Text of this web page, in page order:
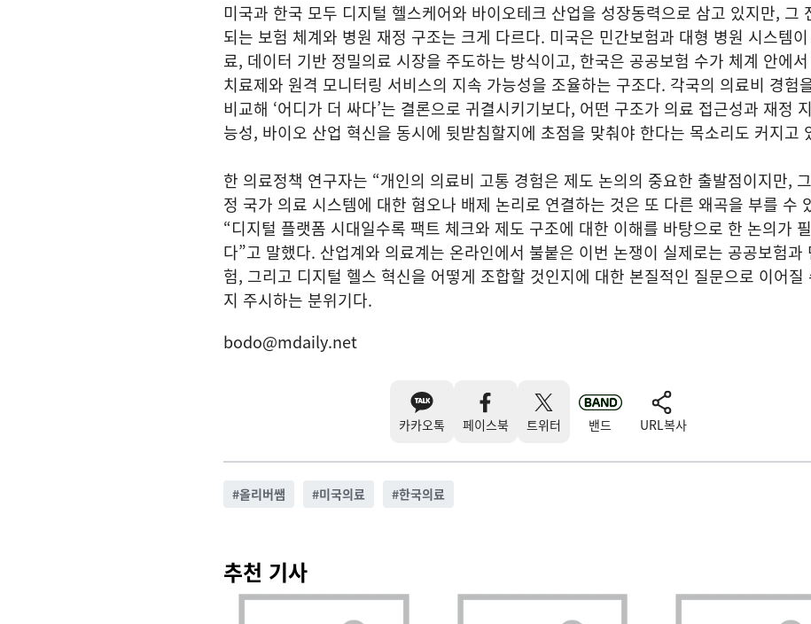
미국과 한국 모두 디지털 헬스케어와 바이오테크 산업을 성장동력으로 삼고 있지만, 그
되는 보험 체계와 병원 재정 구조는 크게 다르다. 미국은 민간보험과 대형 병원 시스템
료, 데이터 기반 정밀의료 시장을 주도하는 방식이고, 한국은 공공보험 수가 체계 안에
치료제와 원격 모니터링 서비스의 지속 가능성을 조율하는 구조다. 각국의 의료비 경험
비교해 ‘어디가 더 싸다’는 결론으로 귀결시키기보다, 어떤 구조가 의료 접근성과 재정
능성, 바이오 산업 혁신을 동시에 뒷받침할지에 초점을 맞춰야 한다는 목소리도 커지고
한 의료정책 연구자는 “개인의 의료비 고통 경험은 제도 논의의 중요한 출발점이지만,
정 국가 의료 시스템에 대한 혐오나 배제 논리로 연결하는 것은 또 다른 왜곡을 부를 수
“디지털 플랫폼 시대일수록 팩트 체크와 제도 구조에 대한 이해를 바탕으로 한 논의가
다”고 말했다. 산업계와 의료계는 온라인에서 불붙은 이번 논쟁이 실제로는 공공보험과
험, 그리고 디지털 헬스 혁신을 어떻게 조합할 것인지에 대한 본질적인 질문으로 이어질
지 주시하는 분위기다.
bodo@mdaily.net
카카오톡 페이스북 트위터 밴드 URL복사
#올리버쌤 #미국의료 #한국의료
추천 기사